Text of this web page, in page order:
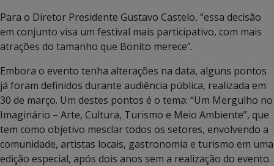
Para o Diretor Presidente Gustavo Castelo, “essa decisão
em conjunto visa um festival mais participativo, com mais
atrações do tamanho que Bonito merece”.
Embora o evento tenha alterações na data, alguns pontos
já foram definidos durante audiência pública, realizada em
30 de março. Um destes pontos é o tema: “Um Mergulho no
Imaginário – Arte, Cultura, Turismo e Meio Ambiente”, que
tem como objetivo mesclar todos os setores, envolvendo a
comunidade, artistas locais, gastronomia e turismo em uma
edição especial, após dois anos sem a realização do evento.